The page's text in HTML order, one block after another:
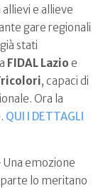
e allieve
gare regionali
stati
FIDAL Lazio e
, capaci di
Ora la
QUI I DETTAGLI
Una emozione
lo meritano